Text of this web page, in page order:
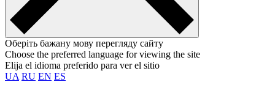
Оберіть бажану мову перегляду сайту
Choose the preferred language for viewing the site
Elija el idioma preferido para ver el sitio
UA RU EN ES